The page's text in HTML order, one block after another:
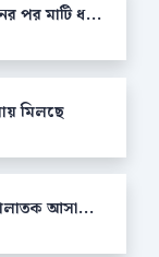
পর মাটি ধ...
মিলছে
পলাতক আসা...